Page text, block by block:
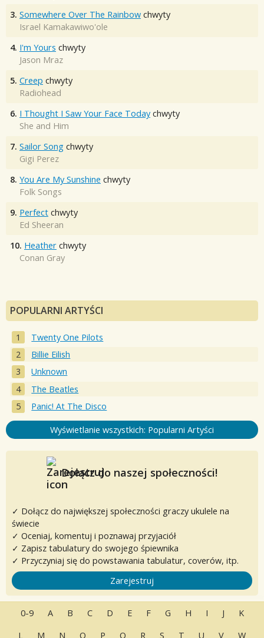
3. Somewhere Over The Rainbow chwyty
Israel Kamakawiwo'ole
4. I'm Yours chwyty
Jason Mraz
5. Creep chwyty
Radiohead
6. I Thought I Saw Your Face Today chwyty
She and Him
7. Sailor Song chwyty
Gigi Perez
8. You Are My Sunshine chwyty
Folk Songs
9. Perfect chwyty
Ed Sheeran
10. Heather chwyty
Conan Gray
POPULARNI ARTYŚCI
Twenty One Pilots
Billie Eilish
Unknown
The Beatles
Panic! At The Disco
Wyświetlanie wszystkich: Popularni Artyści
Dołącz do naszej społeczności!
✓ Dołącz do największej społeczności graczy ukulele na
świecie
✓ Oceniaj, komentuj i poznawaj przyjaciół
✓ Zapisz tabulatury do swojego śpiewnika
✓ Przyczyniaj się do powstawania tabulatur, coverów, itp.
Zarejestruj
0-9 A B C D E F G H I J
K
L
M N O P Q R S T U V W